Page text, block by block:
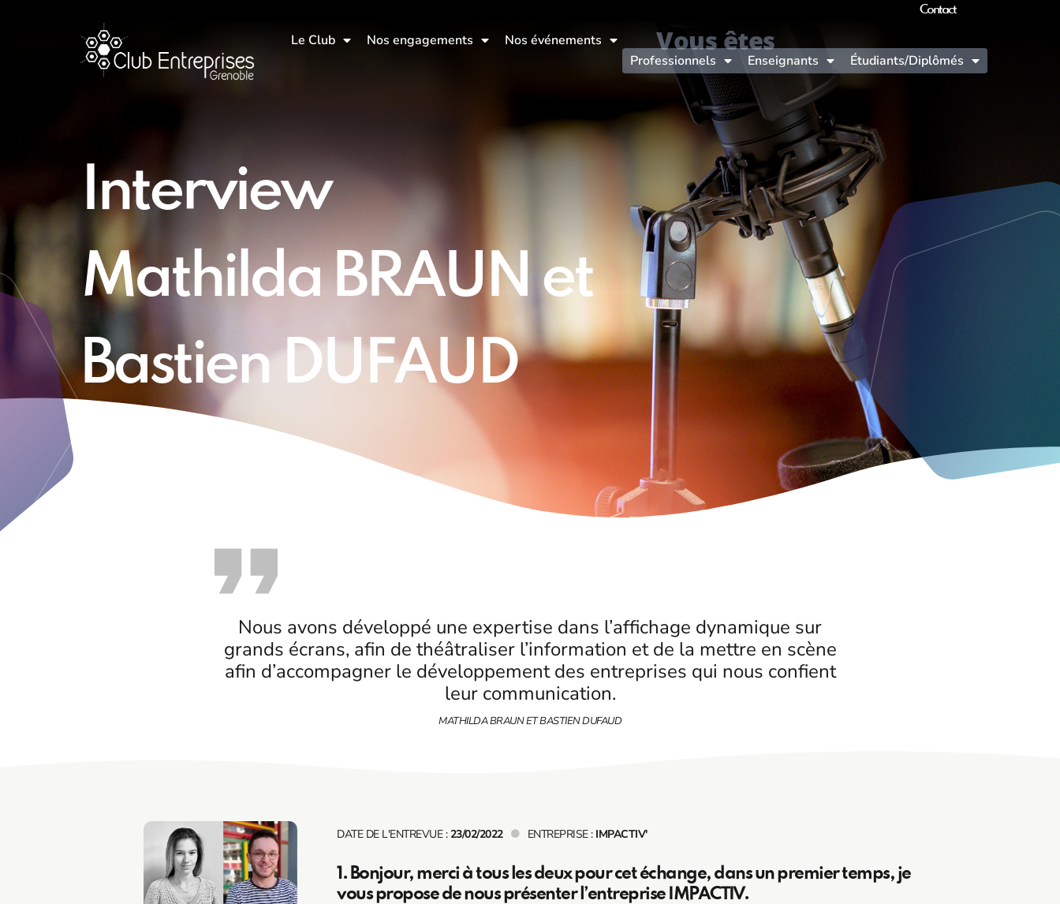
Contact
Vous êtes
Le Club Nos engagements
Nos événements
Professionnels
Enseignants Étudiants/Diplômés
Interview
Mathilda BRAUN et
Bastien DUFAUD
Nous avons développé une expertise dans l’affichage dynamique sur
grands écrans, afin de théâtraliser l’information et de la mettre en scène
afin d’accompagner le développement des entreprises qui nous confient
leur communication.
MATHILDA BRAUN ET BASTIEN DUFAUD
DATE DE L'ENTREVUE :23/02/2022 ENTREPRISE : IMPACTIV'
1. Bonjour, merci à tous les deux pour cet échange, dans un premier temps, je
vous propose de nous présenter l’entreprise IMPACTIV.